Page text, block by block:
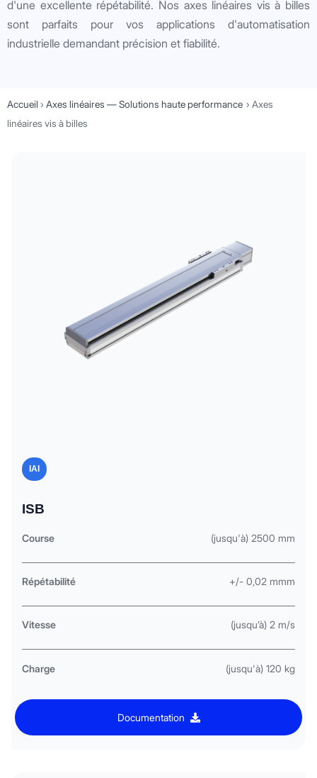
d'une excellente répétabilité. Nos axes linéaires vis à billes
sont parfaits pour vos applications d'automatisation
industrielle demandant précision et fiabilité.
Accueil › Axes linéaires — Solutions haute performance › Axes
linéaires vis à billes
IAI
ISB
Course (jusqu'à) 2500 mm
Répétabilité +/- 0,02 mmm
Vitesse (jusqu’à) 2 m/s
Charge (jusqu'à) 120 kg
Documentation